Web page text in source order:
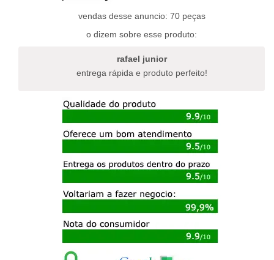
escolhidas
página
na
página
vendas desse anuncio: 70 peças
o dizem sobre esse produto:
rafael junior
entrega rápida e produto perfeito!